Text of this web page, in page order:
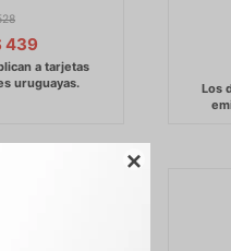

439